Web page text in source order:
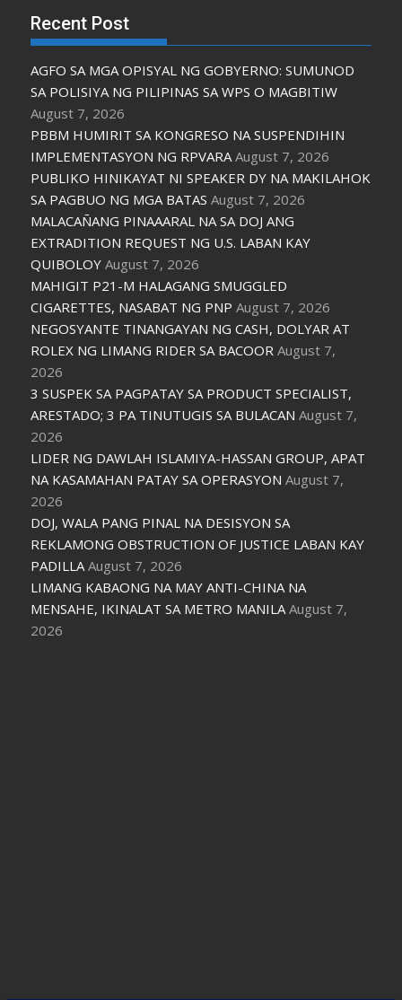
Recent Post
AGFO SA MGA OPISYAL NG GOBYERNO: SUMUNOD
SA POLISIYA NG PILIPINAS SA WPS O MAGBITIW
August 7, 2026
PBBM HUMIRIT SA KONGRESO NA SUSPENDIHIN
IMPLEMENTASYON NG RPVARA August 7, 2026
PUBLIKO HINIKAYAT NI SPEAKER DY NA MAKILAHOK
SA PAGBUO NG MGA BATAS August 7, 2026
MALACAÑANG PINAAARAL NA SA DOJ ANG
EXTRADITION REQUEST NG U.S. LABAN KAY
QUIBOLOY August 7, 2026
MAHIGIT P21-M HALAGANG SMUGGLED
CIGARETTES, NASABAT NG PNP August 7, 2026
NEGOSYANTE TINANGAYAN NG CASH, DOLYAR AT
ROLEX NG LIMANG RIDER SA BACOOR August 7,
2026
3 SUSPEK SA PAGPATAY SA PRODUCT SPECIALIST,
ARESTADO; 3 PA TINUTUGIS SA BULACAN August 7,
2026
LIDER NG DAWLAH ISLAMIYA-HASSAN GROUP, APAT
NA KASAMAHAN PATAY SA OPERASYON August 7,
2026
DOJ, WALA PANG PINAL NA DESISYON SA
REKLAMONG OBSTRUCTION OF JUSTICE LABAN KAY
PADILLA August 7, 2026
LIMANG KABAONG NA MAY ANTI-CHINA NA
MENSAHE, IKINALAT SA METRO MANILA August 7,
2026